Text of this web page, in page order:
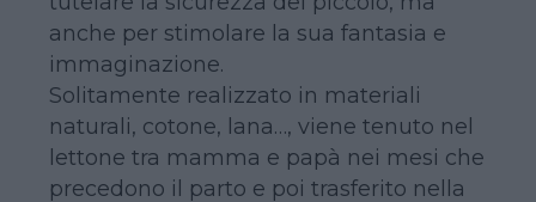
anche per stimolare la sua fantasia e
immaginazione.
Solitamente realizzato in materiali
naturali, cotone, lana…, viene tenuto nel
lettone tra mamma e papà nei mesi che
precedono il parto e poi trasferito nella